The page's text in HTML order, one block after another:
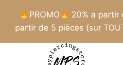
PROMO 20% a partir
partir de 5 pièces (sur